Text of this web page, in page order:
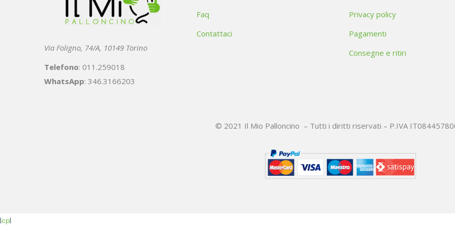
Via Foligno, 74/A, 10149 Torino
Telefono: 011.259018
WhatsApp: 346.3166203
Faq
Contattaci
Privacy policy
Pagamenti
Consegne e ritiri
© 2021 Il Mio Palloncino – Tutti i diritti riservati – P.IVA
cp